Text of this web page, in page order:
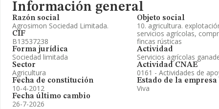
Información general
Razón social
Agrosimon Sociedad Limitada.
CIF
B13537238
Forma jurídica
Sociedad limitada
Sector
Agricultura
Fecha de constitución
10-4-2012
Fecha último cambio
26-7-2026
Objeto social
10. agricultura.
servicios agrícolas,
fincas rústicas
Actividad
Servicios agrícolas
Actividad CNAE
0161 - Actividades de
Estado de la empresa
Viva